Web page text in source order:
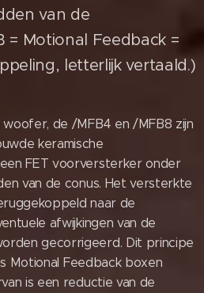
van de
= Motional Feedback =
letterlijk vertaald.)
de /MFB4 en /MFB8 zijn
keramische
FET voorversterker onder
van de conus. Het versterkte
naar de
afwijkingen van de
gecorrigeerd. Dit principe
Motional Feedback boxen
is een reductie van de